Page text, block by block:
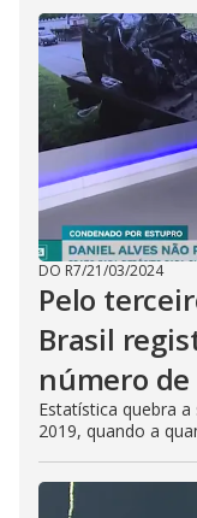
DO R7/21/03/2024
Pelo
Brasil
número
Estatística quebra
2019, quando a